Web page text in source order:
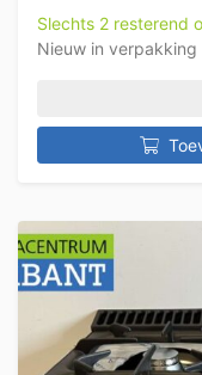
Slechts 2 resterend
Nieuw in verpakking